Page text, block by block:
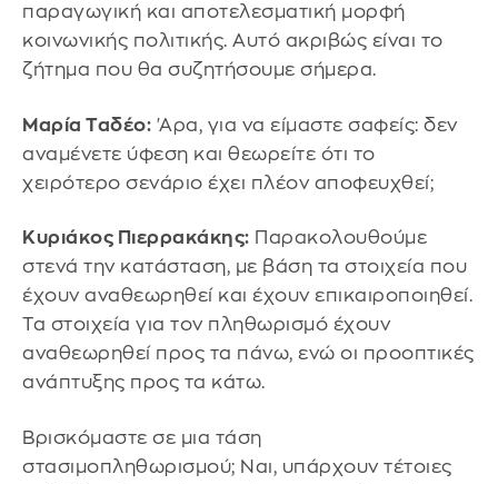
παραγωγική και αποτελεσματική μορφή
κοινωνικής πολιτικής. Αυτό ακριβώς είναι το
ζήτημα που θα συζητήσουμε σήμερα.
Μαρία Ταδέο: 'Αρα, για να είμαστε σαφείς: δεν
αναμένετε ύφεση και θεωρείτε ότι το
χειρότερο σενάριο έχει πλέον αποφευχθεί;
Κυριάκος Πιερρακάκης: Παρακολουθούμε
στενά την κατάσταση, με βάση τα στοιχεία που
έχουν αναθεωρηθεί και έχουν επικαιροποιηθεί.
Τα στοιχεία για τον πληθωρισμό έχουν
αναθεωρηθεί προς τα πάνω, ενώ οι προοπτικές
ανάπτυξης προς τα κάτω.
Βρισκόμαστε σε μια τάση
στασιμοπληθωρισμού; Ναι, υπάρχουν τέτοιες